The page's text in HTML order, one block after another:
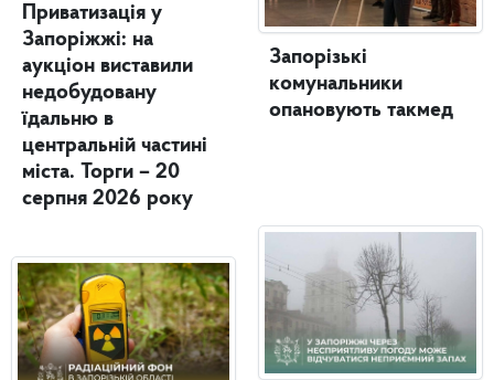
Приватизація у
Запоріжжі: на
аукціон виставили
недобудовану
їдальню в
центральній частині
міста. Торги – 20
серпня 2026 року
Запорізькі
комунальники
опановують такмед